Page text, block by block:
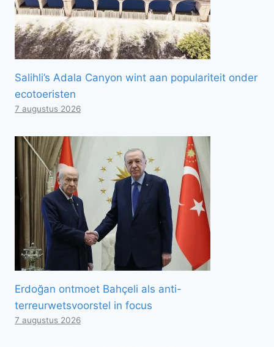
Salihli’s Adala Canyon wint aan populariteit onder
ecotoeristen
7 augustus 2026
Erdoğan ontmoet Bahçeli als anti-
terreurwetsvoorstel in focus
7 augustus 2026